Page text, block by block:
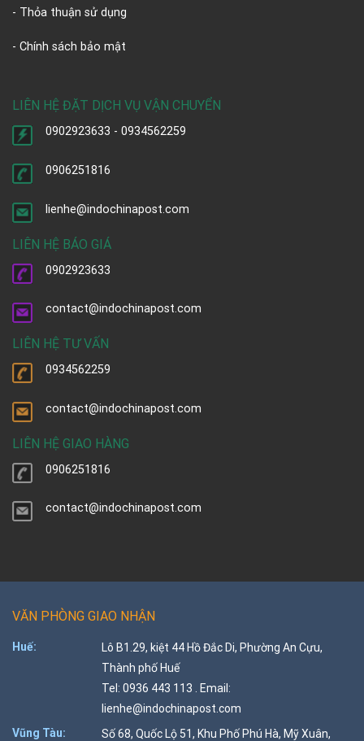
- Thỏa thuận sử dụng
- Chính sách bảo mật
LIÊN HỆ ĐẶT DỊCH VỤ VẬN CHUYỂN
0902923633 - 0934562259
0906251816
lienhe@indochinapost.com
LIÊN HỆ BÁO GIÁ
0902923633
contact@indochinapost.com
LIÊN HỆ TƯ VẤN
0934562259
contact@indochinapost.com
LIÊN HỆ GIAO HÀNG
0906251816
contact@indochinapost.com
VĂN PHÒNG GIAO NHẬN
Huế:
Lô B1.29, kiệt 44 Hồ Đắc Di, Phường An Cựu,
Thành phố Huế
Tel: 0936 443 113 . Email:
lienhe@indochinapost.com
Vũng Tàu:
Số 68, Quốc Lộ 51, Khu Phố Phú Hà, Mỹ Xuân,